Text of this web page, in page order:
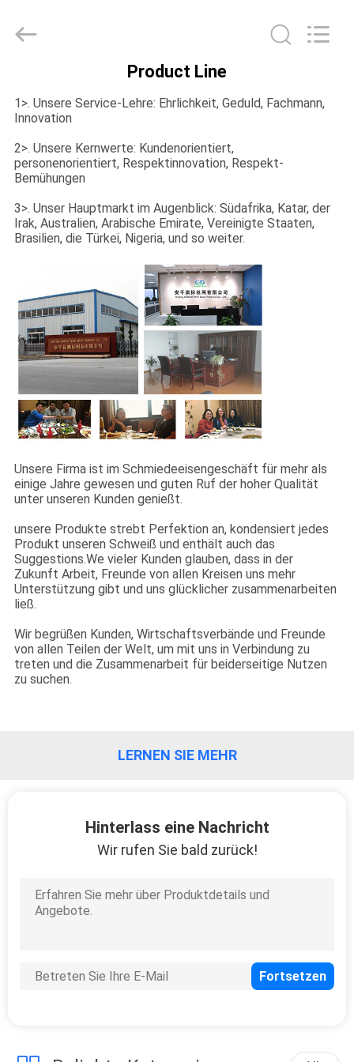
ÜBER
UNS
AUSFLUG
QUALITÄTSKONTROLLE
TRETEN
SIE
MIT
UNS
IN
VERBINDUNG
FORDERN
SIE
EIN
ZITAT
Developed
ECER
Product Line
1>. Unsere Service-Lehre: Ehrlichkeit, Geduld, Fachmann,
Innovation
2>. Unsere Kernwerte: Kundenorientiert,
personenorientiert, Respektinnovation, Respekt-
Bemühungen
3>. Unser Hauptmarkt im Augenblick: Südafrika, Katar, der
Irak, Australien, Arabische Emirate, Vereinigte Staaten,
Brasilien, die Türkei, Nigeria, und so weiter.
Unsere Firma ist im Schmiedeeisengeschäft für mehr als
einige Jahre gewesen und guten Ruf der hoher Qualität
unter unseren Kunden genießt.
unsere Produkte strebt Perfektion an, kondensiert jedes
Produkt unseren Schweiß und enthält auch das
Suggestions.We vieler Kunden glauben, dass in der
Zukunft Arbeit, Freunde von allen Kreisen uns mehr
Unterstützung gibt und uns glücklicher zusammenarbeiten
ließ.
Wir begrüßen Kunden, Wirtschaftsverbände und Freunde
von allen Teilen der Welt, um mit uns in Verbindung zu
treten und die Zusammenarbeit für beiderseitige Nutzen
zu suchen.
LERNEN SIE MEHR
Hinterlass eine Nachricht
Wir rufen Sie bald zurück!